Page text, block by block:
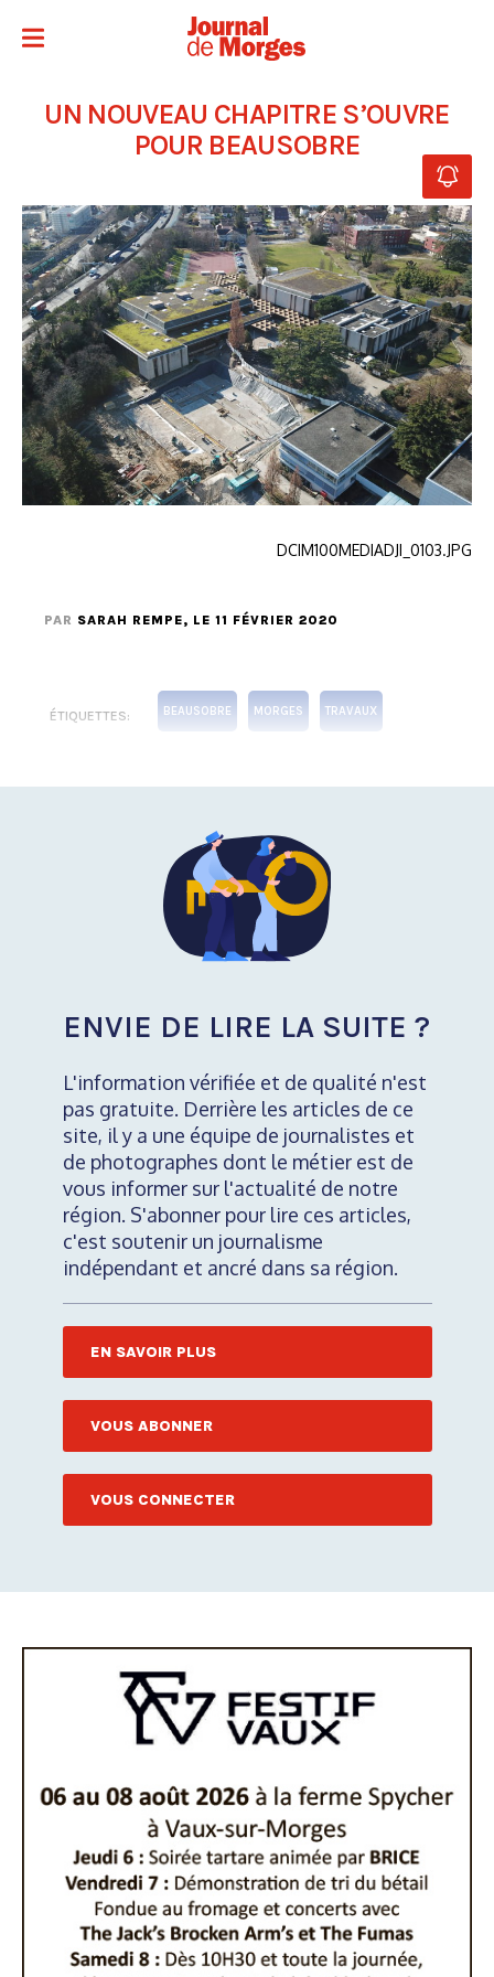
UN NOUVEAU CHAPITRE S’OUVRE
POUR BEAUSOBRE
DCIM100MEDIADJI_0103.JPG
PAR SARAH REMPE, LE 11 FÉVRIER 2020
ÉTIQUETTES: BEAUSOBRE MORGES TRAVAUX
ENVIE DE LIRE LA SUITE ?
L'information vérifiée et de qualité n'est
pas gratuite. Derrière les articles de ce
site, il y a une équipe de journalistes et
de photographes dont le métier est de
vous informer sur l'actualité de notre
région. S'abonner pour lire ces articles,
c'est soutenir un journalisme
indépendant et ancré dans sa région.
EN SAVOIR PLUS
VOUS ABONNER
VOUS CONNECTER